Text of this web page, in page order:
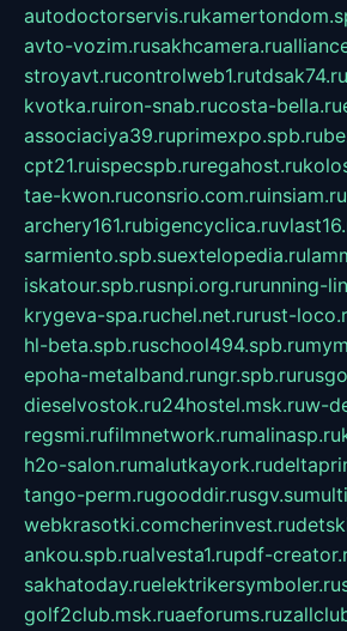
autodoctorservis.ru
avto-vozim.rusakhcamera.ru
stroyavt.rucontrolweb1.rutdsak74.ru
kvotka.ruiron-snab.rucosta-bella.ru
associaciya39.ruprimexpo.spb.ru
cpt21.ruispecspb.ruregahost.ru
tae-kwon.ruconsrio.com.ruinsiam.ru
archery161.rubigencyclica.ru
sarmiento.spb.suextelopedia.ru
iskatour.spb.rusnpi.org.rurunning-
krygeva-spa.ruchel.net.rurust-
hl-beta.spb.ruschool494.spb.ru
epoha-metalband.rungr.spb.ru
dieselvostok.ru24hostel.msk.ruw-
regsmi.rufilmnetwork.rumalinasp.ru
h2o-salon.rumalutkayork.ru
tango-perm.rugooddir.rusgv.su
webkrasotki.comcherinvest.ru
ankou.spb.rualvesta1.rupdf-
sakhatoday.ruelektrikersymboler.ru
golf2club.msk.ruaeforums.ru